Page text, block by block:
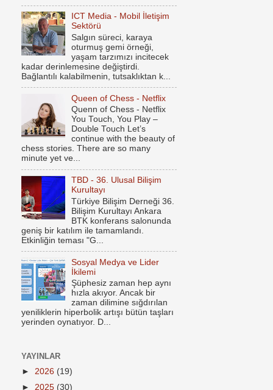
ICT Media - Mobil İletişim
Sektörü
Salgın süreci, karaya
oturmuş gemi örneği,
yaşam tarzımızı incitecek
kadar derinlemesine değiştirdi.
Bağlantılı kalabilmenin, tutsaklıktan k...
Queen of Chess - Netflix
Quenn of Chess - Netflix
You Touch, You Play –
Double Touch Let’s
continue with the beauty of
chess stories. There are so many
minute yet ve...
TBD - 36. Ulusal Bilişim
Kurultayı
Türkiye Bilişim Derneği 36.
Bilişim Kurultayı Ankara
BTK konferans salonunda
geniş bir katılım ile tamamlandı.
Etkinliğin teması "G...
Sosyal Medya ve Lider
İkilemi
Şüphesiz zaman hep aynı
hızla akıyor. Ancak bir
zaman dilimine sığdırılan
yeniliklerin hiperbolik artışı bütün taşları
yerinden oynatıyor. D...
YAYINLAR
► 2026 (19)
► 2025 (30)